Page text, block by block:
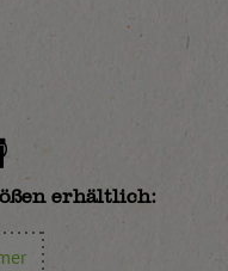
erhältlich: